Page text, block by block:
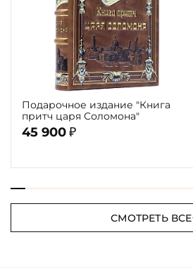
Подарочное издание "Книга
притч царя Соломона"
45 900 ₽
СМОТРЕТЬ ВСЕ